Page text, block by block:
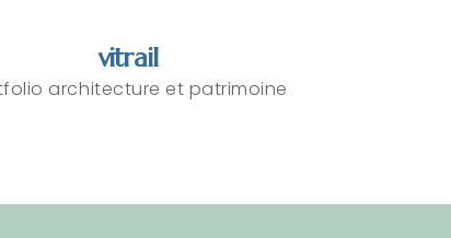
vitrail
architecture et patrimoine